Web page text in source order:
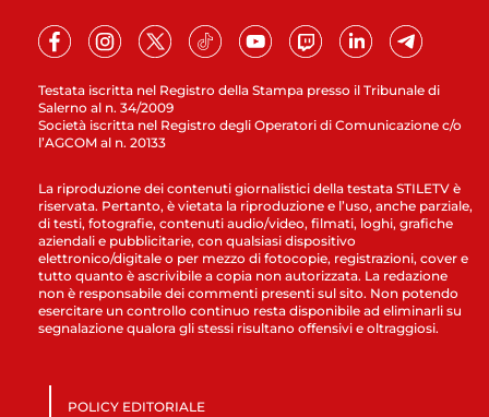
Testata iscritta nel Registro della Stampa presso il Tribunale di
Salerno al n. 34/2009
Società iscritta nel Registro degli Operatori di Comunicazione c/o
l’AGCOM al n. 20133
La riproduzione dei contenuti giornalistici della testata STILETV è
riservata. Pertanto, è vietata la riproduzione e l’uso, anche parziale,
di testi, fotografie, contenuti audio/video, filmati, loghi, grafiche
aziendali e pubblicitarie, con qualsiasi dispositivo
elettronico/digitale o per mezzo di fotocopie, registrazioni, cover e
tutto quanto è ascrivibile a copia non autorizzata. La redazione
non è responsabile dei commenti presenti sul sito. Non potendo
esercitare un controllo continuo resta disponibile ad eliminarli su
segnalazione qualora gli stessi risultano offensivi e oltraggiosi.
POLICY EDITORIALE